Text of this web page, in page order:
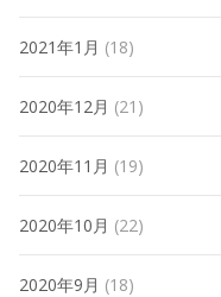
2021年1月 (18)
2020年12月 (21)
2020年11月 (19)
2020年10月 (22)
2020年9月 (18)